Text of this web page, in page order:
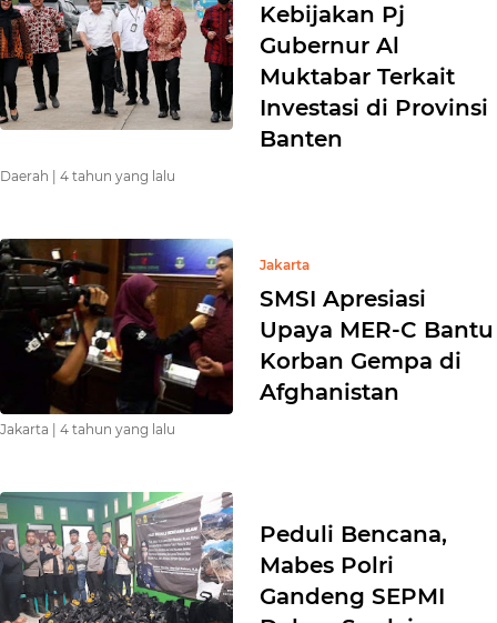
Kebijakan Pj
Gubernur Al
Muktabar Terkait
Investasi di Provinsi
Banten
Daerah | 4 tahun yang lalu
Jakarta
SMSI Apresiasi
Upaya MER-C Bantu
Korban Gempa di
Afghanistan
Jakarta | 4 tahun yang lalu
Peduli Bencana,
Mabes Polri
Gandeng SEPMI